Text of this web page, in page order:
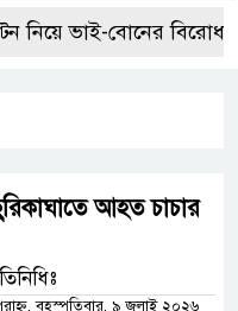
ভাই-বোনের বিরোধ,
আহত চাচার
বৃহস্পতিবার, ৯ জুলাই ২০২৬